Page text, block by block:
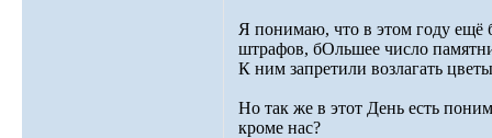
Я понимаю, что в этом году ещё
штрафов, бОльшее число
К ним запретили возлагать
Но так же в этот День есть
кроме нас?